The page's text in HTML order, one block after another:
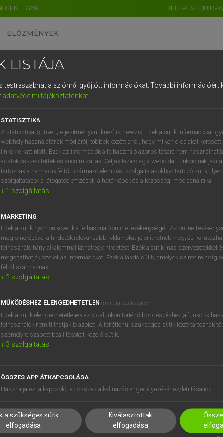
GYIK BELÉPÉS EDUID-
ELŐZMÉNYEK
szótár
VAN ELŐFIZETÉSED?
megtekintéséhez.
BELÉPÉS
próbaverziójának
regisztrálok ésbelépek.
REGISZTRÁCIÓ
SÚGÓ
RÓLUNK
SÜTI BEÁLLÍTÁSOK
LISTÁJA
testreszabhatja az önről gyűjtött információkat. További információért
adatvédelmi tájékoztatónkat.
STATISZTIKA
A statisztikai sütiket „teljesítménysütiknek” is nevezik. Ezek a sütik információkat
webhely használatának módjáról, többek között arról, hogy milyen oldalakat keresett
linkekre kattintott. Ezek az információk a felhasználó azonosítására nem
adatok összesítettek és anonimizáltak. Céljuk kizárólag a weboldal funkcióinak
tartoznak a harmadik féltől származó elemzési szolgáltatásokhoz tartozó sütik;
szolgáltatások a látogatóelemzések, a hőtérképek és a közösségi médiaanalitika.
↓ 1 szolgáltatás
MARKETING
Ezek a sütik nyomon követik a felhasználó online tevékenységét. Az online
megismerésével a hirdetők relevánsabb reklámokat jeleníthetnek meg, és
felhasználó hány alkalommal láthat egy hirdetést. Ezek a sütik más szervezetekkel
megoszthatják ezeket az információkat. Ezek állandó sütik, amelyek szinte mindig
féltől származnak.
↓ 2 szolgáltatás
MŰKÖDÉSHEZ ELENGEDHETETLEN (mindig szükséges)
Ezek a sütik elengedhetetlenek az oldalunkon történő böngészéshez,a funkciók
felhasználók nem tilthatják le azokat. A feltétlenül szükséges sütik közé tartoznak
személyre szabott beállításokat kezelő sütik.
↓ 3 szolgáltatás
ÖSSZES APP ÁTKAPCSOLÁSA
Használja ezt a kapcsolót az összes alkalmazás engedélyezéséhez/letiltásához.
a szükséges sütik
elfogadása
Kiválasztottak
elfogadása
HU DE CN FR ES IT NL
1 2 3 4 5 6 7 8 9
q w e r t z u i
a s d f g h j k l é
í y x c v b n m , .